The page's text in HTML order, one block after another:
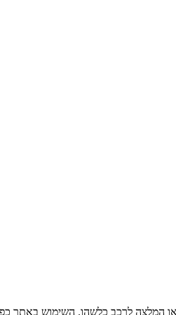
או המלצה לרכב כלשהו. השימוש באתר